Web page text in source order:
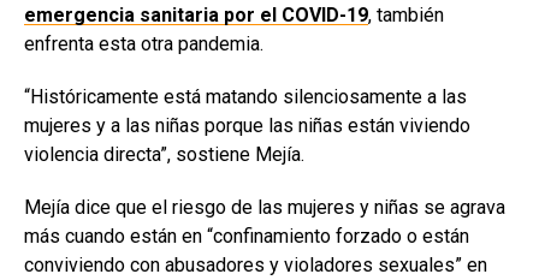
emergencia sanitaria por el COVID-19, también
enfrenta esta otra pandemia.
“Históricamente está matando silenciosamente a las
mujeres y a las niñas porque las niñas están viviendo
violencia directa”, sostiene Mejía.
Mejía dice que el riesgo de las mujeres y niñas se agrava
más cuando están en “confinamiento forzado o están
conviviendo con abusadores y violadores sexuales” en